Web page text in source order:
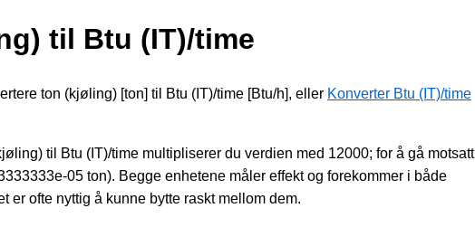
til Btu (IT)/time
ton (kjøling) [ton] til Btu (IT)/time [Btu/h], eller Konverter Btu (IT)/time
til Btu (IT)/time multipliserer du verdien med 12000; for å gå motsatt
05 ton). Begge enhetene måler effekt og forekommer i både
er ofte nyttig å kunne bytte raskt mellom dem.